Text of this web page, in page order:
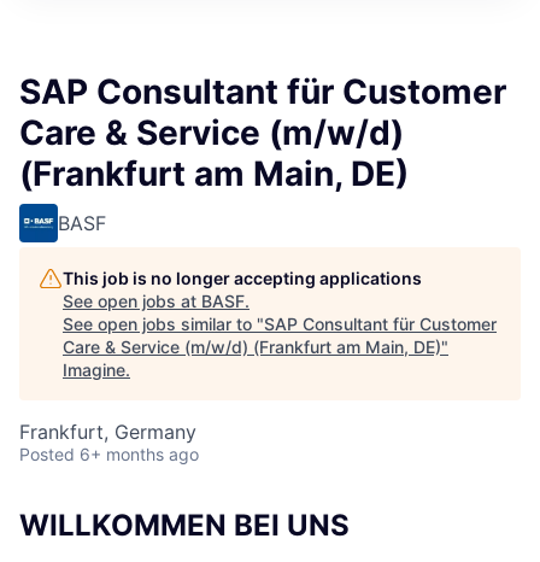
SAP Consultant für Customer
Care & Service (m/w/d)
(Frankfurt am Main, DE)
BASF
This job is no longer accepting applications
See open jobs at BASF.
See open jobs similar to "SAP Consultant für Customer
Care & Service (m/w/d) (Frankfurt am Main, DE)"
Imagine.
Frankfurt, Germany
Posted 6+ months ago
WILLKOMMEN BEI UNS